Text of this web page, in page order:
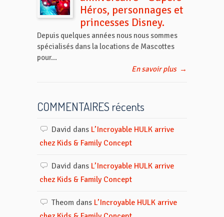
Héros, personnages et
princesses Disney.
Depuis quelques années nous nous sommes
spécialisés dans la locations de Mascottes
pour...
En savoir plus →
COMMENTAIRES récents
David dans L’Incroyable HULK arrive
chez Kids & Family Concept
David dans L’Incroyable HULK arrive
chez Kids & Family Concept
Theom dans L’Incroyable HULK arrive